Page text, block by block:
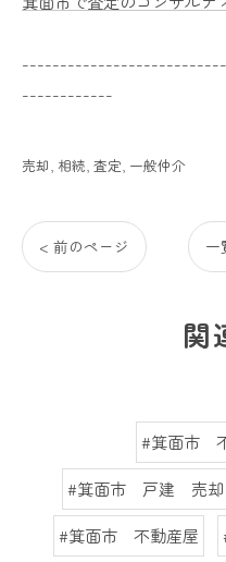
------------
売却 相続 査定 一般仲介
< 前のページ 一
関
#箕面市
#箕面市 戸建 売却
#箕面市 不動産屋